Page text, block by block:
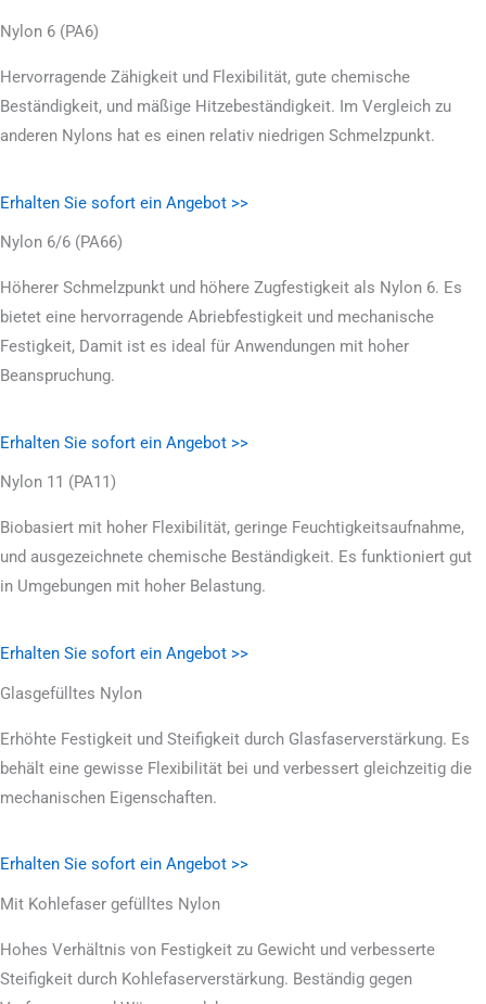
Nylon 6 (PA6)
Hervorragende Zähigkeit und Flexibilität, gute chemische
Beständigkeit, und mäßige Hitzebeständigkeit. Im Vergleich zu
anderen Nylons hat es einen relativ niedrigen Schmelzpunkt.
Erhalten Sie sofort ein Angebot >>
Nylon 6/6 (PA66)
Höherer Schmelzpunkt und höhere Zugfestigkeit als Nylon 6. Es
bietet eine hervorragende Abriebfestigkeit und mechanische
Festigkeit, Damit ist es ideal für Anwendungen mit hoher
Beanspruchung.
Erhalten Sie sofort ein Angebot >>
Nylon 11 (PA11)
Biobasiert mit hoher Flexibilität, geringe Feuchtigkeitsaufnahme,
und ausgezeichnete chemische Beständigkeit. Es funktioniert gut
in Umgebungen mit hoher Belastung.
Erhalten Sie sofort ein Angebot >>
Glasgefülltes Nylon
Erhöhte Festigkeit und Steifigkeit durch Glasfaserverstärkung. Es
behält eine gewisse Flexibilität bei und verbessert gleichzeitig die
mechanischen Eigenschaften.
Erhalten Sie sofort ein Angebot >>
Mit Kohlefaser gefülltes Nylon
Hohes Verhältnis von Festigkeit zu Gewicht und verbesserte
Steifigkeit durch Kohlefaserverstärkung. Beständig gegen